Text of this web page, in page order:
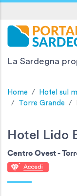
La Sardegna
Home Hotel sul
Torre Grande
Hotel Lido
Centro Ovest -